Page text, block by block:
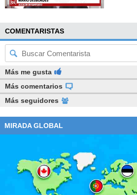
COMENTARISTAS
Más me gusta
Más comentarios
Más seguidores
MIRADA GLOBAL